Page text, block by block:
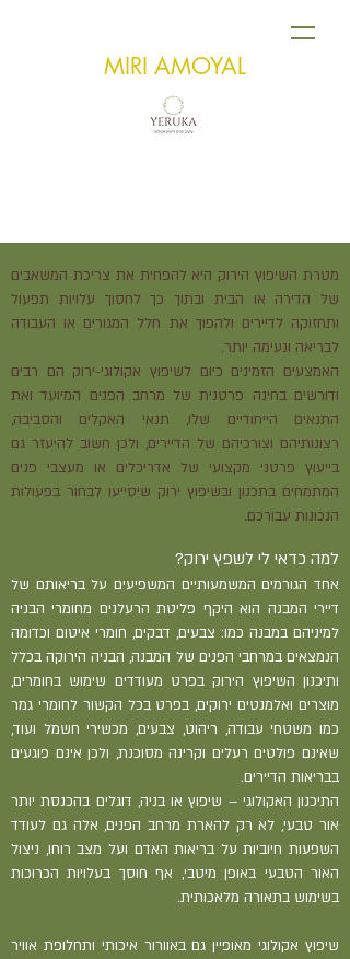
MIRI AMOYAL
מטרת השיפוץ הירוק היא להפחית את צריכת המשאבים
של הדירה או הבית ובתוך כך לחסוך עלויות תפעול
ותחזוקה לדיירים ולהפוך את חלל המגורים או העבודה
לבריאה ונעימה יותר.
האמצעים הזמינים כיום לשיפוץ אקולוגי-ירוק הם רבים
ודורשים בחינה פרטנית של מרחב הפנים המיועד ואת
התנאים הייחודיים שלו, תנאי האקלים והסביבה,
רצונותיהם וצורכיהם של הדיירים, ולכן חשוב להיעזר גם
בייעוץ פרטני מקצועי של אדריכלים או מעצבי פנים
המתמחים בתכנון ובשיפוץ ירוק שיסייעו לבחור בפעולות
הנכונות עבורכם.
למה כדאי לי לשפץ ירוק?
אחד הגורמים המשמעותיים המשפיעים על בריאותם של
דיירי המבנה הוא היקף פליטת הרעלנים מחומרי הבניה
למיניהם במבנה כמו: צבעים, דבקים, חומרי איטום וכדומה
הנמצאים במרחבי הפנים של המבנה, הבניה הירוקה בכלל
ותיכנון השיפוץ הירוק בפרט מעודדים שימוש בחומרים,
מוצרים ואלמנטים ירוקים, בפרט בכל הקשור לחומרי גמר
כמו משטחי עבודה, ריהוט, צבעים, מכשירי חשמל ועוד,
שאינם פולטים רעלים וקרינה מסוכנת, ולכן אינם פוגעים
בבריאות הדיירים.
התיכנון האקולוגי – שיפוץ או בניה, דוגלים בהכנסת יותר
אור טבעי, לא רק להארת מרחב הפנים, אלה גם לעודד
השפעות חיוביות על בריאות האדם ועל מצב רוחו, ניצול
האור הטבעי באופן מיטבי, אף חוסך בעלויות הכרוכות
בשימוש בתאורה מלאכותית.
שיפוץ אקולוגי מאופיין גם באוורור איכותי ותחלופת אוויר